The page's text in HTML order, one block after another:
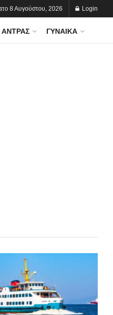
8 Αυγούστου, 2026 Login
ΆΝΤΡΑΣ ΓΥΝΑΊΚΑ